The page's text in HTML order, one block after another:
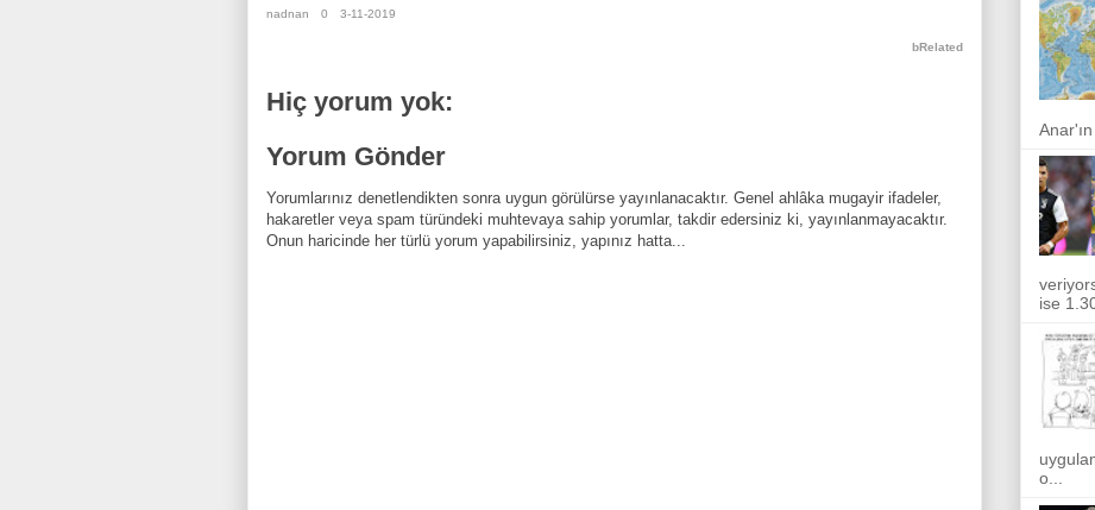
nadnan 0 3-11-2019
bRelated
Hiç yorum yok:
Yorum Gönder
Yorumlarınız denetlendikten sonra uygun görülürse yayınlanacaktır. Genel ahlâka mugayir ifadeler,
hakaretler veya spam türündeki muhtevaya sahip yorumlar, takdir edersiniz ki, yayınlanmayacaktır.
Onun haricinde her türlü yorum yapabilirsiniz, yapınız hatta...
Anar'ın
ise
o...